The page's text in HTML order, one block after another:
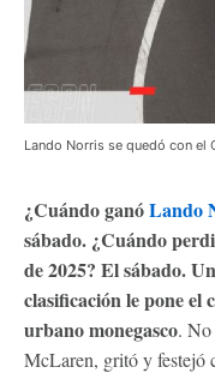
Lando Norris se quedó con el
¿Cuándo ganóLando
sábado. ¿Cuándo
de 2025? El sábado.
clasificación le pone el
urbano monegasco.
McLaren, gritó y festejó